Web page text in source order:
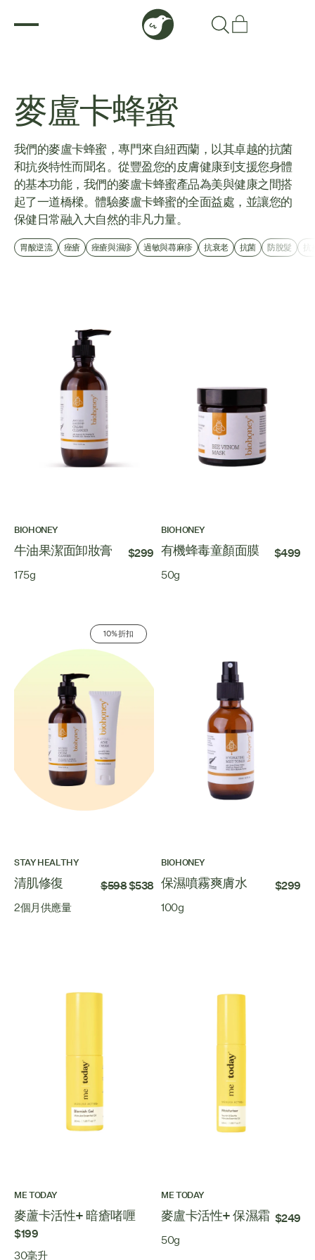
麥盧卡蜂蜜
我們的麥盧卡蜂蜜，專門來自紐西蘭，以其卓越的抗菌
和抗炎特性而聞名。從豐盈您的皮膚健康到支援您身體
的基本功能，我們的麥盧卡蜂蜜產品為美與健康之間搭
起了一道橋樑。體驗麥盧卡蜂蜜的全面益處，並讓您的
保健日常融入大自然的非凡力量。
胃酸逆流 痤瘡 痤瘡與濕疹 過敏與蕁麻疹 抗衰老 抗菌 防脫髮 抗
BIOHONEY
牛油果潔面卸妝膏 $299
175g
BIOHONEY
有機蜂毒童顏面膜 $499
50g
10% 折扣
STAY HEALTHY
清肌修復 $598$538
2個月供應量
BIOHONEY
保濕噴霧爽膚水 $299
100g
ME TODAY
麥蘆卡活性+ 暗瘡啫喱
$199
30毫升
ME TODAY
麥盧卡活性+ 保濕霜 $249
50g